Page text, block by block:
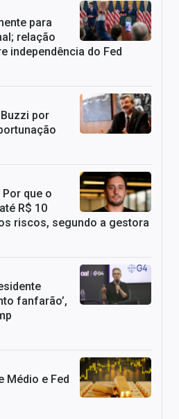
para
relação
independência do Fed
por
que o
R$ 10
riscos, segundo a gestora
fanfarão’,
Médio e Fed